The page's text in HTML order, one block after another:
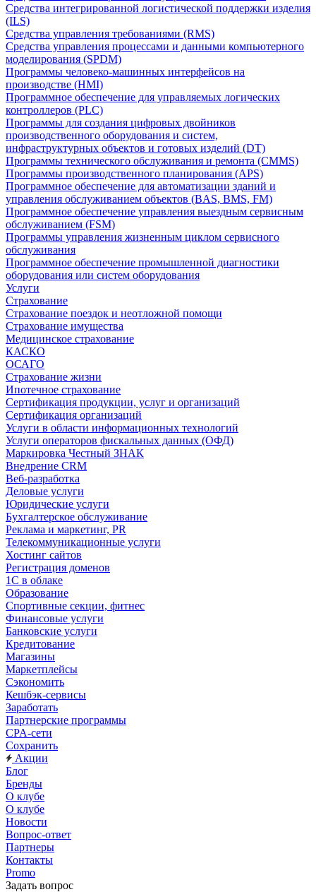
Средства интегрированной логистической поддержки изделия
(ILS)
Средства управления требованиями (RMS)
Средства управления процессами и данными компьютерного
моделирования (SPDM)
Программы человеко-машинных интерфейсов на
производстве (HMI)
Программное обеспечение для управляемых логических
контроллеров (PLC)
Программы для создания цифровых двойников
производственного оборудования и систем,
инфраструктурных объектов и готовых изделий (DT)
Программы технического обслуживания и ремонта (CMMS)
Программы производственного планирования (APS)
Программное обеспечение для автоматизации зданий и
управления обслуживанием объектов (BAS, BMS, FM)
Программное обеспечение управления выездным сервисным
обслуживанием (FSM)
Программы управления жизненным циклом сервисного
обслуживания
Программное обеспечение промышленной диагностики
оборудования или систем оборудования
Услуги
Страхование
Страхование поездок и неотложной помощи
Страхование имущества
Медицинское страхование
КАСКО
ОСАГО
Страхование жизни
Ипотечное страхование
Сертификация продукции, услуг и организаций
Сертификация организаций
Услуги в области информационных технологий
Услуги операторов фискальных данных (ОФД)
Маркировка Честный ЗНАК
Внедрение CRM
Веб-разработка
Деловые услуги
Юридические услуги
Бухгалтерское обслуживание
Реклама и маркетинг, PR
Телекоммуникационные услуги
Хостинг сайтов
Регистрация доменов
1С в облаке
Образование
Спортивные секции, фитнес
Финансовые услуги
Банковские услуги
Кредитование
Магазины
Маркетплейсы
Сэкономить
Кешбэк-сервисы
Заработать
Партнерские программы
CPA-сети
Сохранить
Акции
Блог
Бренды
О клубе
О клубе
Новости
Вопрос-ответ
Партнеры
Контакты
Promo
Задать вопрос